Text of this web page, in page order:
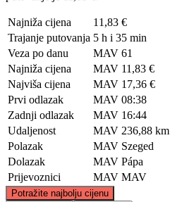
Najniža cijena
11,83 €
Trajanje putovanja 5 h i 35 min
Veza po danu
MAV 61
Najniža cijena
MAV 11,83 €
Najviša cijena
MAV 17,36 €
Prvi odlazak
MAV 08:38
Zadnji odlazak
MAV 16:44
Udaljenost
MAV 236,88 km
Polazak
MAV Szeged
Dolazak
MAV Pápa
Prijevoznici
MAV MAV
Potražite najbolju cijenu